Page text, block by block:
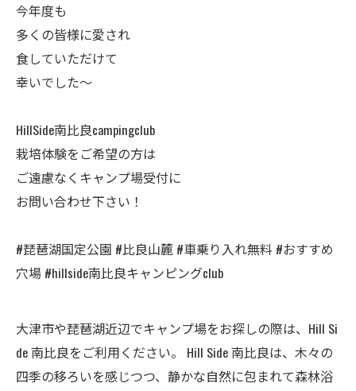
今年度も
多くの皆様に愛され
食していただけて
幸いでした～
HillSide南比良campingclub
栽培体験をご希望の方は
ご遠慮なくキャンプ場受付に
お問い合わせ下さい！
#琵琶湖国定公園 #比良山麓 #車乗り入れ無料 #おすすめ
穴場 #hillside南比良キャンピングclub
大津市や琵琶湖近辺でキャンプ場をお探しの際は、Hill Si
de 南比良をご利用ください。 Hill Side 南比良は、木々の
四季の移ろいを感じつつ、静かな自然に包まれて森林浴